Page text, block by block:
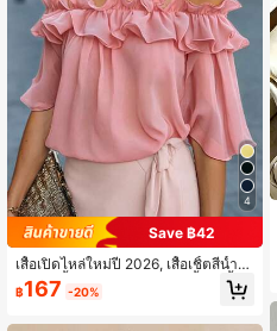
4
Save ฿42
เสื้อเปิดไหล่ใหม่ปี 2026, เสื้อเชิ้ตสีน้ำเงิ
นเข้ม, เสื้อระบาย, ระบายสองชั้น, สีน้ำเงิ
นเข้มสีพื้น, สีน้ำเงินเที่ยงคืน, ไซส์ใหญ่เ
฿167 -20%